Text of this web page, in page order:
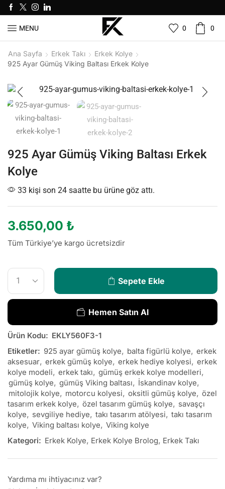
MENU 0 0
Ana Sayfa Erkek Takı
Erkek Kolye
925 Ayar Gümüş Viking Baltası Erkek Kolye
925 Ayar Gümüş Viking Baltası Erkek
Kolye
33 kişi son 24 saatte bu ürüne göz attı.
3.650,00 ₺
Tüm Türkiye’ye kargo ücretsizdir
Sepete Ekle
Hemen Satın Al
Ürün Kodu: EKLY560F3-1
Etiketler: 925 ayar gümüş kolye, balta figürlü kolye, erkek
aksesuar, erkek gümüş kolye, erkek hediye kolyesi, erkek
kolye modeli, erkek takı, gümüş erkek kolye modelleri,
gümüş kolye, gümüş Viking baltası, İskandinav kolye,
mitolojik kolye, motorcu kolyesi, oksitli gümüş kolye, özel
tasarım erkek kolye, özel tasarım gümüş kolye, savaşçı
kolye, sevgiliye hediye, takı tasarım atölyesi, takı tasarım
kolye, Viking baltası kolye, Viking kolye
Kategori: Erkek Kolye, Erkek Kolye Brolog, Erkek Takı
Yardıma mı ihtiyacınız var?